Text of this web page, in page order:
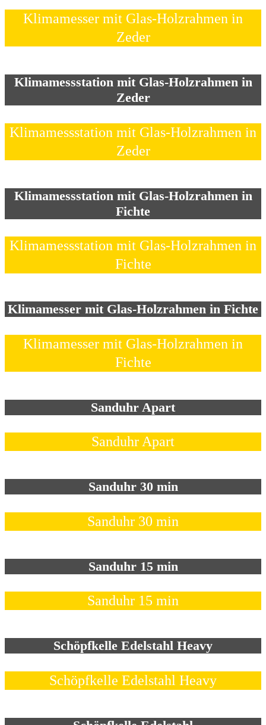
Klimamesser mit Glas-Holzrahmen in
Zeder
Klimamessstation mit Glas-Holzrahmen in
Zeder
Klimamessstation mit Glas-Holzrahmen in
Zeder
Klimamessstation mit Glas-Holzrahmen in
Fichte
Klimamessstation mit Glas-Holzrahmen in
Fichte
Klimamesser mit Glas-Holzrahmen in Fichte
Klimamesser mit Glas-Holzrahmen in
Fichte
Sanduhr Apart
Sanduhr Apart
Sanduhr 30 min
Sanduhr 30 min
Sanduhr 15 min
Sanduhr 15 min
Schöpfkelle Edelstahl Heavy
Schöpfkelle Edelstahl Heavy